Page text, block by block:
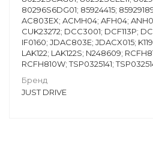
80296S6DG01; 85924415;
AC803EX; ACMH04; AFH04;
CUK23272; DCC3001; DCF113P;
IF0160; JDAC803E; JDACX015;
LAK122; LAK122S; N248609;
RCFH810W; TSP0325141;
Бренд
JUST DRIVE